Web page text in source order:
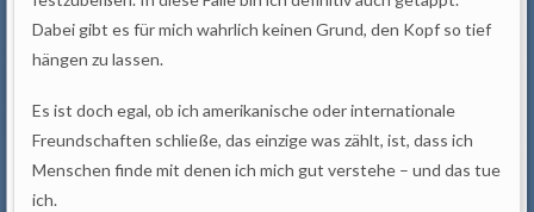
Dabei gibt es für mich wahrlich keinen Grund, den Kopf so tief
hängen zu lassen.
Es ist doch egal, ob ich amerikanische oder internationale
Freundschaften schließe, das einzige was zählt, ist, dass ich
Menschen finde mit denen ich mich gut verstehe – und das tue
ich.